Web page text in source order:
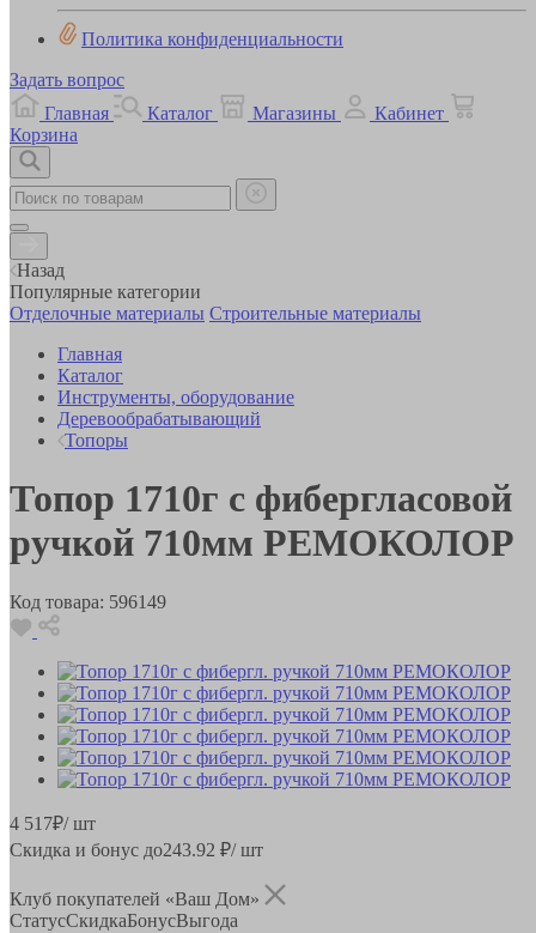
Политика конфиденциальности
Задать вопрос
Главная
Каталог Магазины
Кабинет
Корзина
Назад
Популярные категории
Отделочные материалы Строительные материалы
Главная
Каталог
Инструменты, оборудование
Деревообрабатывающий
Топоры
Топор 1710г с фибергласовой
ручкой 710мм РЕМОКОЛОР
Код товара: 596149
4 517₽/ шт
Скидка и бонус до243.92 ₽/ шт
Клуб покупателей «Ваш Дом»
СтатусСкидкаБонусВыгода